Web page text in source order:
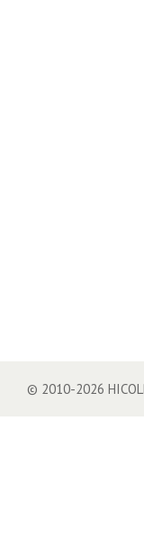
© 2010-2026